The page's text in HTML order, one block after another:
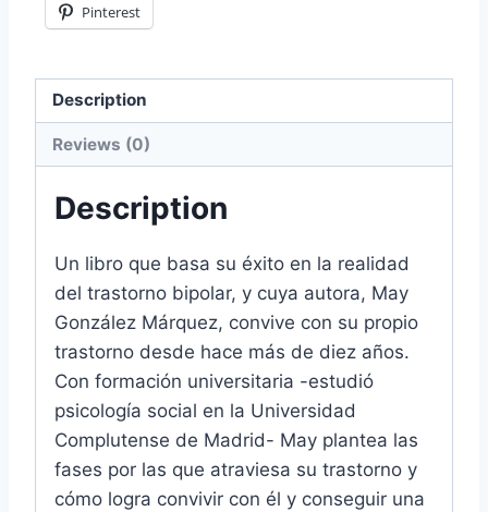
Pinterest
Description
Reviews (0)
Description
Un libro que basa su éxito en la realidad
del trastorno bipolar, y cuya autora, May
González Márquez, convive con su propio
trastorno desde hace más de diez años.
Con formación universitaria -estudió
psicología social en la Universidad
Complutense de Madrid- May plantea las
fases por las que atraviesa su trastorno y
cómo logra convivir con él y conseguir una